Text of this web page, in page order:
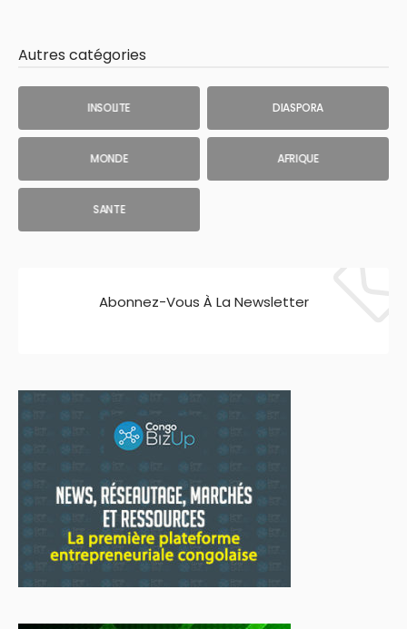
Autres catégories
INSOLITE DIASPORA
MONDE AFRIQUE
SANTE
Abonnez-Vous À La Newsletter